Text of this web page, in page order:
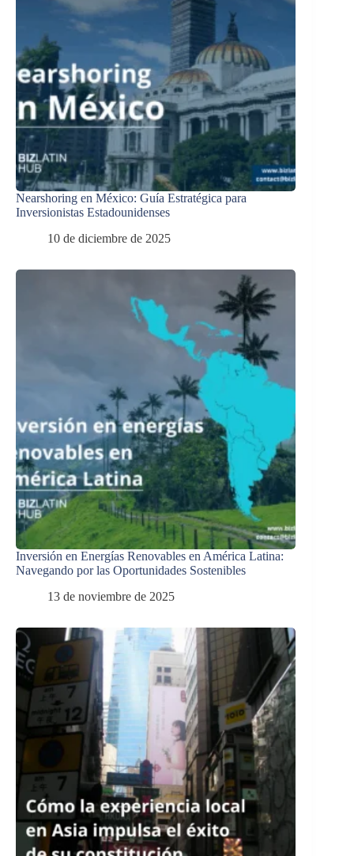
Nearshoring en México: Guía Estratégica para
Inversionistas Estadounidenses
10 de diciembre de 2025
Inversión en Energías Renovables en América Latina:
Navegando por las Oportunidades Sostenibles
13 de noviembre de 2025